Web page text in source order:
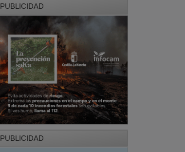
PUBLICIDAD
PUBLICIDAD